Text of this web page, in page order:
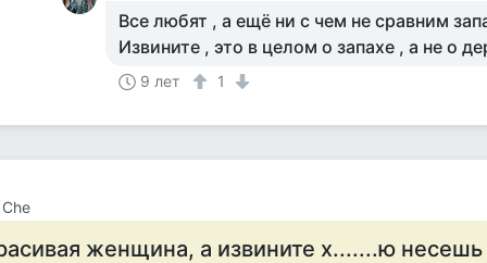
Все любят , а ещё ни с чем не сравним
Извините , это в целом о запахе , а не о
9 лет 1
женщина, а извините х.......ю несешь